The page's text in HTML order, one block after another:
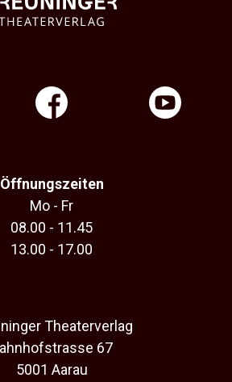
Öffnungszeiten
Mo - Fr
08.00 - 11.45
13.00 - 17.00
Theaterverlag
67
5001 Aarau